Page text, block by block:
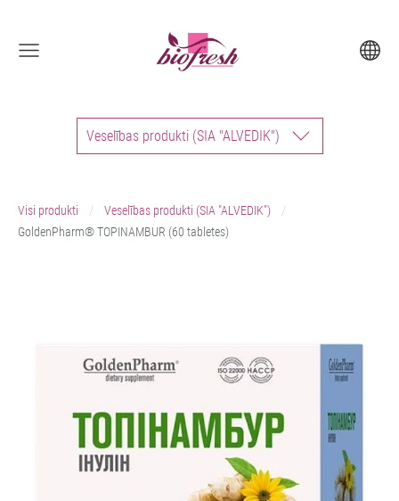
Veselības produkti (SIA "ALVEDIK")
Visi produkti
Veselības produkti (SIA "ALVEDIK")
GoldenPharm® TOPINAMBUR (60 tabletes)